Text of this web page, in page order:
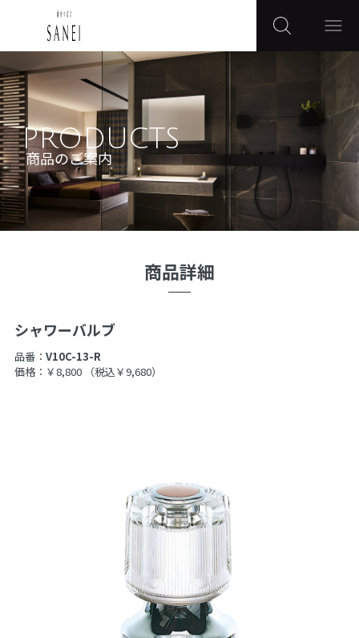
PRODUCTS
商品のご案内
商品詳細
シャワーバルブ
品番： V10C-13-R
価格：￥8,800
（税込￥9,680）